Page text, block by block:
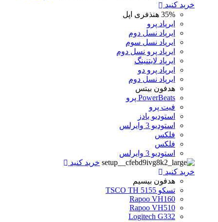
خرید کنید
35% هنذفری اپل
ایرپاد پرو
ایرپاد نسل دوم
ایرپاد نسل سوم
ایرپاد پرو نسل دوم
ایرپاد لایتنینگ
ایرپاد پرو دو
ایرپاد نسل دوم
هدفون بیتس
PowerBeats پرو
فیت پرو
استودیو بادز
استودیو 3 وایرلس
فلکس
فلکس
استودیو 3 وایرلس
خرید کنید
خرید کنید
هدفون بیسیم
تسکو TSCO TH 5155
Rapoo VH160
Rapoo VH510
Logitech G332